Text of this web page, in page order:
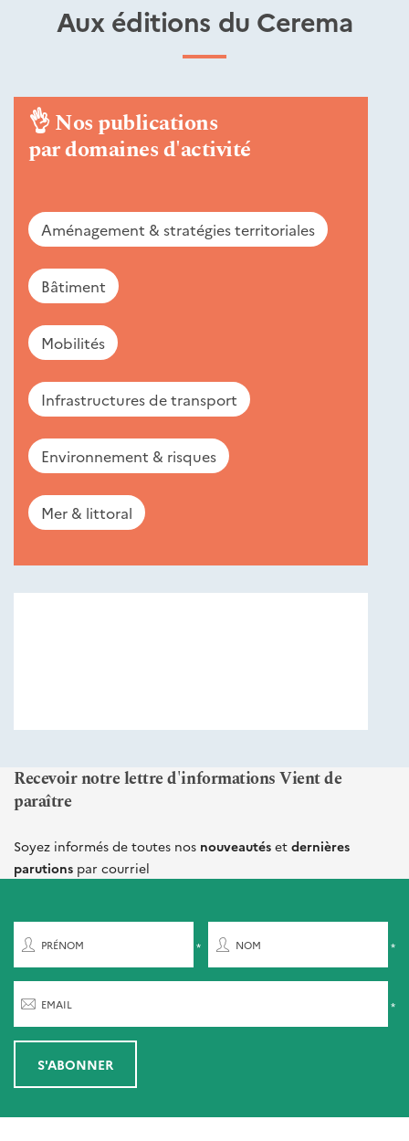
Aux éditions du Cerema
👌Nos publications
par domaines d'activité
Aménagement & stratégies territoriales
Bâtiment
Mobilités
Infrastructures de transport
Environnement & risques
Mer & littoral
Recevoir notre lettre d'informations Vient de
paraître
Soyez informés de toutes nos nouveautés et dernières
parutions par courriel
PRÉNOM NOM
EMAIL
S'ABONNER